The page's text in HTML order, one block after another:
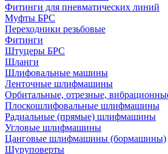
Фитинги для пневматических линий
Муфты БРС
Переходники резьбовые
Фитинги
Штуцеры БРС
Шланги
Шлифовальные машины
Ленточные шлифмашины
Орбитальные, отрезные,
Плоскошлифовальные шлифмашины
Радиальные (прямые) шлифмашины
Угловые шлифмашины
Цанговые шлифмашины (бормашины)
Шуруповерты